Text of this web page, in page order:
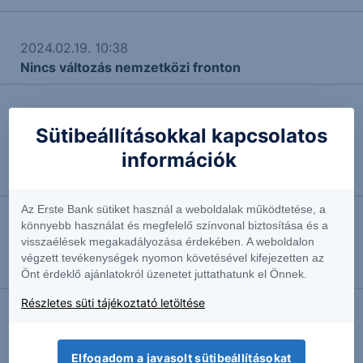
2024.02.19. 10:38
Nincs változás nemzetközi fronton
Értelmetlen érzelmek – A szentiment és a
fundamentumok közt tátongó szakadék
2023.10.31. 13:44
Citi Protect Express OneStar Cybersecurity USD
23-26
Mit kezdjünk a kiszámíthatatlannal? Haladó
Sütibeállításokkal kapcsolatos
információk
Az Erste Bank sütiket használ a weboldalak működtetése, a
könnyebb használat és megfelelő színvonal biztosítása és a
visszaélések megakadályozása érdekében. A weboldalon
végzett tevékenységek nyomon követésével kifejezetten az
Önt érdeklő ajánlatokról üzenetet juttathatunk el Önnek.
Részletes süti tájékoztató letöltése
Elfogadom a javasolt sütibeállításokat